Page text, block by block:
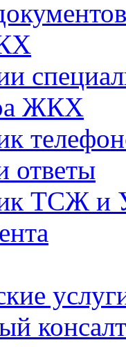
ЖКХ
ответы
ТСЖ и